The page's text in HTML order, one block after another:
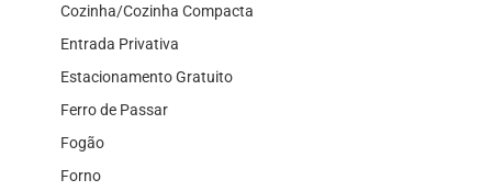
Cozinha/Cozinha Compacta
Entrada Privativa
Estacionamento Gratuito
Ferro de Passar
Fogão
Forno